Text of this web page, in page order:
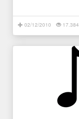
02/12/2010 17.384